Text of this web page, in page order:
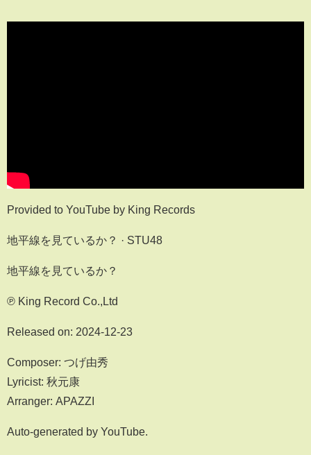
Provided to YouTube by King Records
地平線を見ているか？ · STU48
地平線を見ているか？
℗ King Record Co.,Ltd
Released on: 2024-12-23
Composer: つげ由秀
Lyricist: 秋元康
Arranger: APAZZI
Auto-generated by YouTube.